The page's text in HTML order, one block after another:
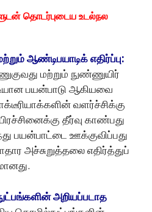
தொடர்புடைய உடல்நல
ஆண்டிபயாடிக் எதிர்ப்பு:
மற்றும் நுண்ணுயிர்
பயன்பாடு ஆகியவை
வளர்ச்சிக்கு
தீர்வு காண்பது
பயன்பாட்டை ஊக்குவிப்பது
அச்சுறுத்தலை எதிர்த்துப்
அறியப்படாத